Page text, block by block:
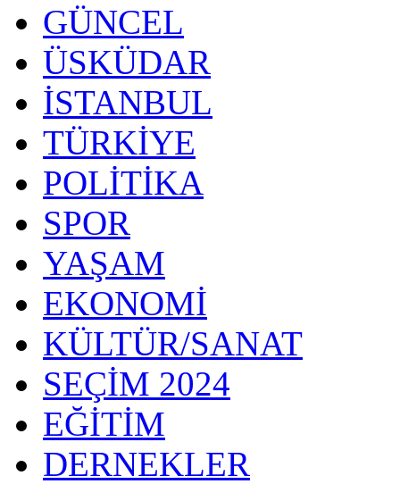
GÜNCEL
ÜSKÜDAR
İSTANBUL
TÜRKİYE
POLİTİKA
SPOR
YAŞAM
EKONOMİ
KÜLTÜR/SANAT
SEÇİM 2024
EĞİTİM
DERNEKLER